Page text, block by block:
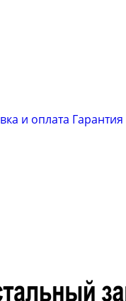
и оплата Гарантия